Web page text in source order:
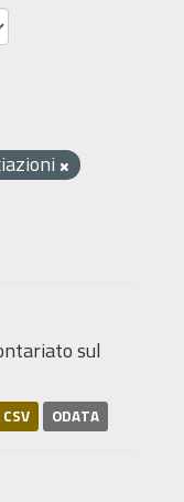
sul
CSV ODATA